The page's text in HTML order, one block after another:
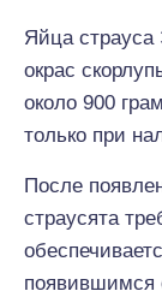
Яйца
окрас
около 900
только при
После
страусята
появившимся